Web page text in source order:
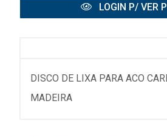
LOGIN P/ VER
DISCO DE LIXA PARA ACO
MADEIRA